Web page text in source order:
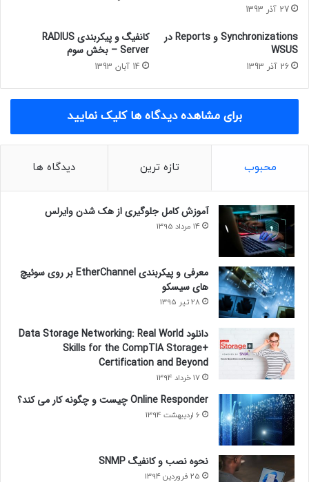
27 آذر 1393
Synchronizations و Reports در
WSUS
26 آذر 1393
کانفیگ و پیکربندی RADIUS
Server – بخش سوم
14 آبان 1393
برای مشاهده دیدگاه ها کلیک نمایید
محبوب تازه ترین دیدگاه ها
آموزش کامل جلوگیری از هک شدن وایرلس
14 مرداد 1395
معرفی و پیکربندی EtherChannel بر روی سوئیچ
های سیسکو
28 تیر 1395
دانلود Data Storage Networking: Real World
Skills for the CompTIA Storage+
Certification and Beyond
17 خرداد 1394
Online Responder چیست و چگونه کار می کند؟
6 اردیبهشت 1394
نحوه نصب و کانفیگ SNMP
25 فروردین 1394